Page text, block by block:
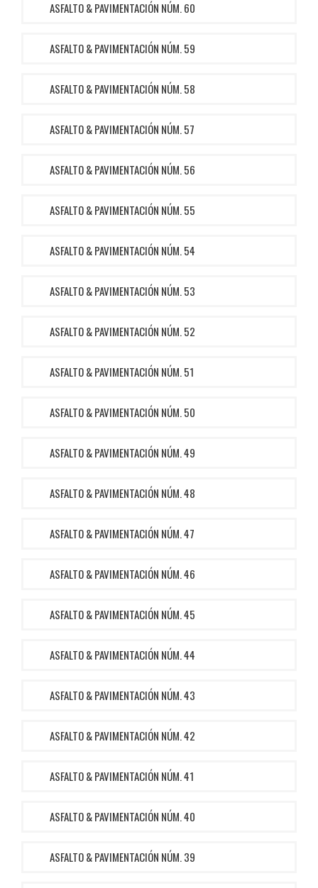
ASFALTO & PAVIMENTACIÓN NÚM. 60
ASFALTO & PAVIMENTACIÓN NÚM. 59
ASFALTO & PAVIMENTACIÓN NÚM. 58
ASFALTO & PAVIMENTACIÓN NÚM. 57
ASFALTO & PAVIMENTACIÓN NÚM. 56
ASFALTO & PAVIMENTACIÓN NÚM. 55
ASFALTO & PAVIMENTACIÓN NÚM. 54
ASFALTO & PAVIMENTACIÓN NÚM. 53
ASFALTO & PAVIMENTACIÓN NÚM. 52
ASFALTO & PAVIMENTACIÓN NÚM. 51
ASFALTO & PAVIMENTACIÓN NÚM. 50
ASFALTO & PAVIMENTACIÓN NÚM. 49
ASFALTO & PAVIMENTACIÓN NÚM. 48
ASFALTO & PAVIMENTACIÓN NÚM. 47
ASFALTO & PAVIMENTACIÓN NÚM. 46
ASFALTO & PAVIMENTACIÓN NÚM. 45
ASFALTO & PAVIMENTACIÓN NÚM. 44
ASFALTO & PAVIMENTACIÓN NÚM. 43
ASFALTO & PAVIMENTACIÓN NÚM. 42
ASFALTO & PAVIMENTACIÓN NÚM. 41
ASFALTO & PAVIMENTACIÓN NÚM. 40
ASFALTO & PAVIMENTACIÓN NÚM. 39